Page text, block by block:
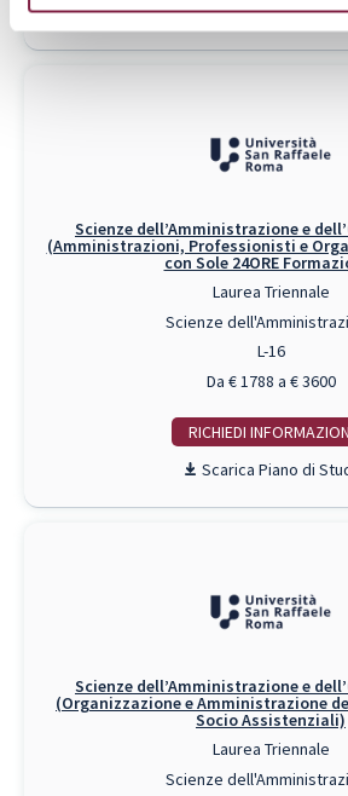
Piano di
Scienze dell’Amministrazione e
(Amministrazioni, Professionisti e
con Sole 24ORE
Laurea Triennale
Scienze
L-16
Da € 1788 a € 3600
RICHIEDI INFO
Piano di
Scienze dell’Amministrazione e
(Organizzazione e Amministrazione
Socio Assistenziali)
Laurea Triennale
Scienze